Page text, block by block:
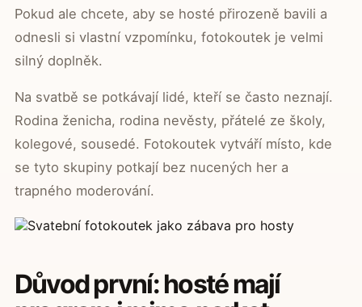
Pokud ale chcete, aby se hosté přirozeně bavili a
odnesli si vlastní vzpomínku, fotokoutek je velmi
silný doplněk.
Na svatbě se potkávají lidé, kteří se často neznají.
Rodina ženicha, rodina nevěsty, přátelé ze školy,
kolegové, sousedé. Fotokoutek vytváří místo, kde
se tyto skupiny potkají bez nucených her a
trapného moderování.
Důvod první: hosté mají